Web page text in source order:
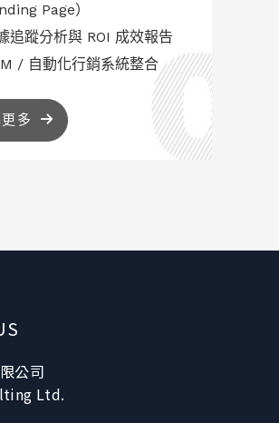
Page）
追蹤分析與 ROI 成效報告
/ 自動化行銷系統整合
多
公司
Ltd.